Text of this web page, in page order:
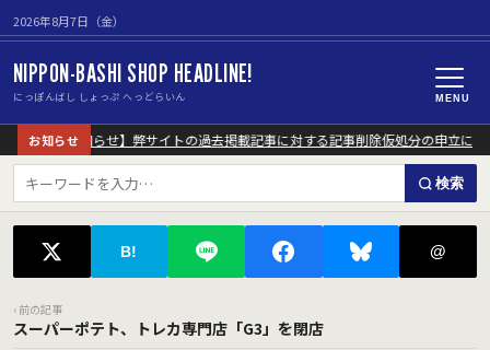
2026年8月7日（金）
NIPPON-BASHI SHOP HEADLINE!
にっぽんばし しょっぷ へっどらいん MENU
お知らせ
重要なお知らせ】弊サイトの過去掲載記事に対する記事削除仮処分の申立につい
検索
B! @
‹ 前の記事
スーパーポテト、トレカ専門店「G3」を閉店